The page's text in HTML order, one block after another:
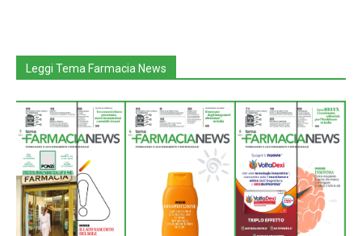
Leggi Tema Farmacia News